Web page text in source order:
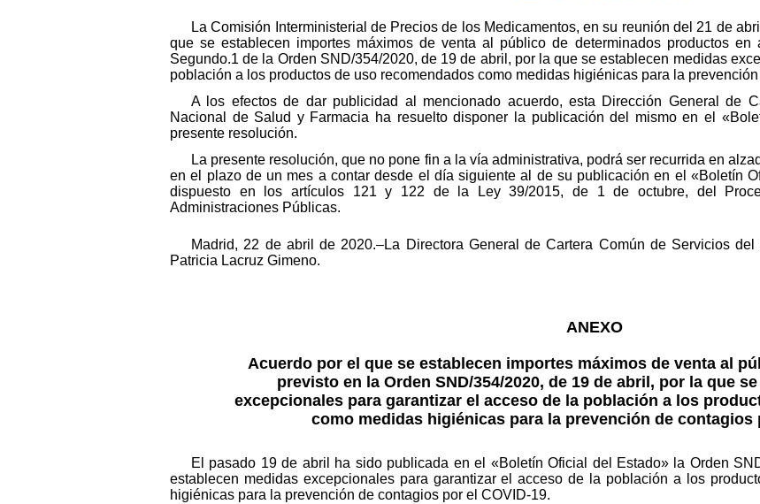
La Comisión Interministerial de Precios de los Medicamentos, en su reunión del 21 de
que se establecen importes máximos de venta al público de determinados productos
Segundo.1 de la Orden SND/354/2020, de 19 de abril, por la que se establecen medidas
población a los productos de uso recomendados como medidas higiénicas para la
A los efectos de dar publicidad al mencionado acuerdo, esta Dirección General de
Nacional de Salud y Farmacia ha resuelto disponer la publicación del mismo en el
presente resolución.
La presente resolución, que no pone fin a la vía administrativa, podrá ser recurrida en
en el plazo de un mes a contar desde el día siguiente al de su publicación en el «Boletín
dispuesto en los artículos 121 y 122 de la Ley 39/2015, de 1 de octubre, del
Administraciones Públicas.
Madrid, 22 de abril de 2020.–La Directora General de Cartera Común de Servicios
Patricia Lacruz Gimeno.
ANEXO
Acuerdo por el que se establecen importes máximos de venta al
previsto en la Orden SND/354/2020, de 19 de abril, por la que
excepcionales para garantizar el acceso de la población a los
como medidas higiénicas para la prevención de contagios
El pasado 19 de abril ha sido publicada en el «Boletín Oficial del Estado» la Orden
establecen medidas excepcionales para garantizar el acceso de la población a los
higiénicas para la prevención de contagios por el COVID-19.